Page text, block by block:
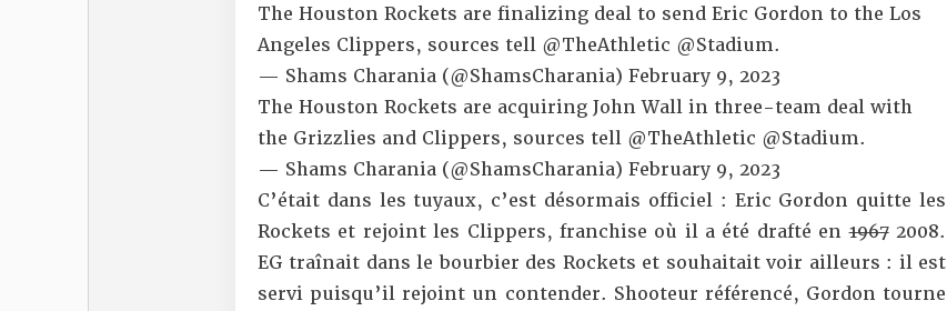
The Houston Rockets are finalizing deal to send Eric Gordon to the Los
Angeles Clippers, sources tell @TheAthletic @Stadium.
— Shams Charania (@ShamsCharania) February 9, 2023
The Houston Rockets are acquiring John Wall in three-team deal with
the Grizzlies and Clippers, sources tell @TheAthletic @Stadium.
— Shams Charania (@ShamsCharania) February 9, 2023
C’était dans les tuyaux, c’est désormais officiel : Eric Gordon quitte les
Rockets et rejoint les Clippers, franchise où il a été drafté en19672008.
EG traînait dans le bourbier des Rockets et souhaitait voir ailleurs : il est
servi puisqu’il rejoint un contender. Shooteur référencé, Gordon tourne